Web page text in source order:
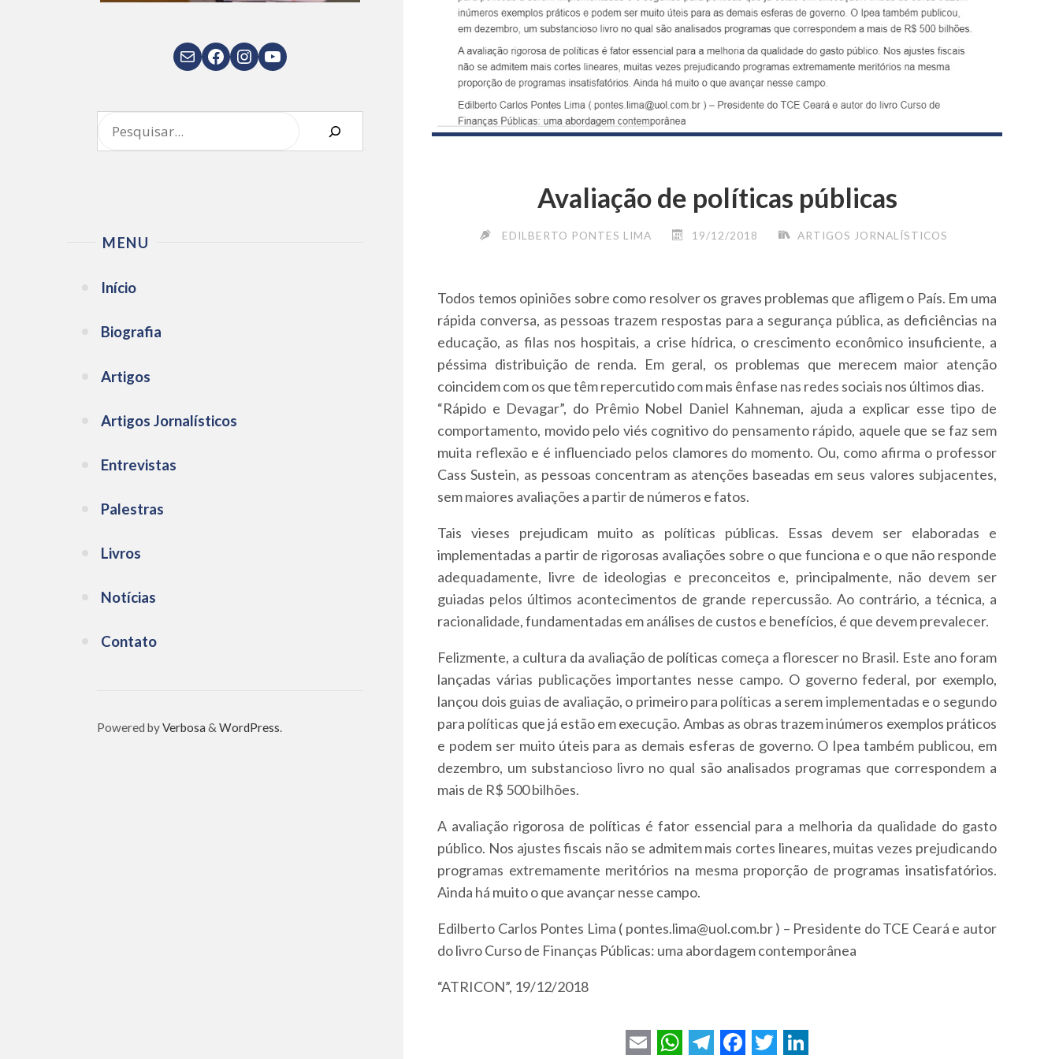
E-mailFacebook
Instagram
Youtube
MENU
Início
Biografia
Artigos
Artigos Jornalísticos
Entrevistas
Palestras
Livros
Notícias
Contato
Powered byVerbosa & WordPress.
Avaliação de políticas públicas
EDILBERTO PONTES LIMA 19/12/2018 ARTIGOS JORNALÍSTICOS
Todos temos opiniões sobre como resolver os graves problemas que afligem o País. Em uma
rápida conversa, as pessoas trazem respostas para a segurança pública, as deficiências na
educação, as filas nos hospitais, a crise hídrica, o crescimento econômico insuficiente, a
péssima distribuição de renda. Em geral, os problemas que merecem maior atenção
coincidem com os que têm repercutido com mais ênfase nas redes sociais nos últimos dias.
“Rápido e Devagar”, do Prêmio Nobel Daniel Kahneman, ajuda a explicar esse tipo de
comportamento, movido pelo viés cognitivo do pensamento rápido, aquele que se faz sem
muita reflexão e é influenciado pelos clamores do momento. Ou, como afirma o professor
Cass Sustein, as pessoas concentram as atenções baseadas em seus valores subjacentes,
sem maiores avaliações a partir de números e fatos.
Tais vieses prejudicam muito as políticas públicas. Essas devem ser elaboradas e
implementadas a partir de rigorosas avaliações sobre o que funciona e o que não responde
adequadamente, livre de ideologias e preconceitos e, principalmente, não devem ser
guiadas pelos últimos acontecimentos de grande repercussão. Ao contrário, a técnica, a
racionalidade, fundamentadas em análises de custos e benefícios, é que devem prevalecer.
Felizmente, a cultura da avaliação de políticas começa a florescer no Brasil. Este ano foram
lançadas várias publicações importantes nesse campo. O governo federal, por exemplo,
lançou dois guias de avaliação, o primeiro para políticas a serem implementadas e o segundo
para políticas que já estão em execução. Ambas as obras trazem inúmeros exemplos práticos
e podem ser muito úteis para as demais esferas de governo. O Ipea também publicou, em
dezembro, um substancioso livro no qual são analisados programas que correspondem a
mais de R$ 500 bilhões.
A avaliação rigorosa de políticas é fator essencial para a melhoria da qualidade do gasto
público. Nos ajustes fiscais não se admitem mais cortes lineares, muitas vezes prejudicando
programas extremamente meritórios na mesma proporção de programas insatisfatórios.
Ainda há muito o que avançar nesse campo.
Edilberto Carlos Pontes Lima ( pontes.lima@uol.com.br ) – Presidente do TCE Ceará e autor
do livro Curso de Finanças Públicas: uma abordagem contemporânea
“ATRICON”, 19/12/2018